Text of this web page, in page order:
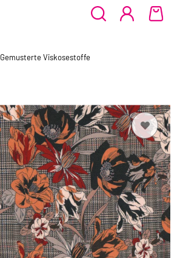
Gemusterte Viskosestoffe